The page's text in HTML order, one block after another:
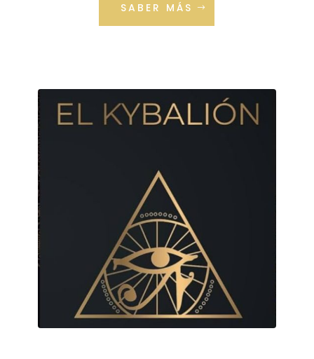
SABER MÁS